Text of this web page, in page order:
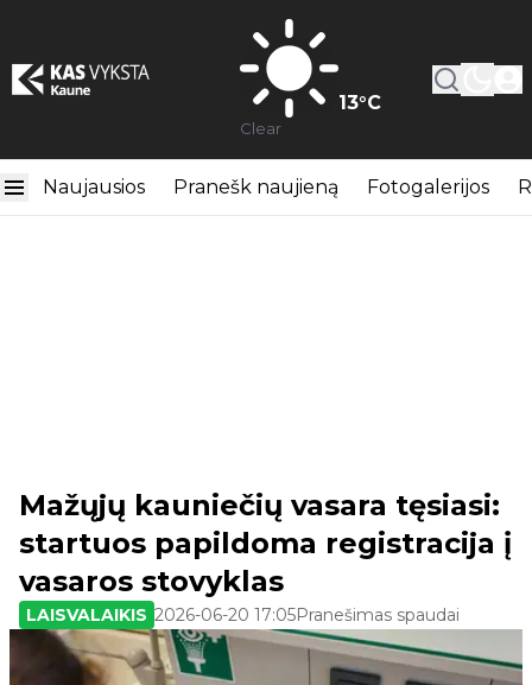
13°C
Clear
Naujausios Pranešk naujieną Fotogalerijos
Mažųjų kauniečių vasara tęsiasi:
startuos papildoma registracija į
vasaros stovyklas
LAISVALAIKIS 2026-06-20 17:05Pranešimas spaudai